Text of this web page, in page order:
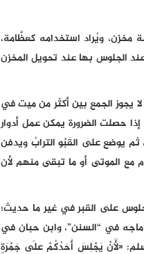
مخزن، ويُراد استخدامه كعظَّامة،
الجلوس بها عند تحويل المخزن
يجوز الجمع بين أكثر من ميت في
حصلت الضرورة يمكن عمل أدوار
يوضع على القَبْو الترابُ ويدفن
مع الموتى أو ما تبقى منهم لأن
على القبر في غير ما حديث؛
ماجه في “السنن”، وابن حبان في
«لَأَنْ يَجْلِسَ أَحَدُكُمْ عَلَى جَمْرَةٍ